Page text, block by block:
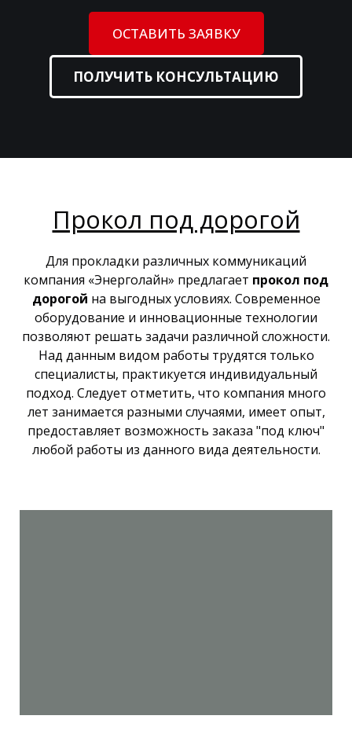
ОСТАВИТЬ ЗАЯВКУ
ПОЛУЧИТЬ КОНСУЛЬТАЦИЮ
Прокол под дорогой
Для прокладки различных коммуникаций
компания «Энерголайн» предлагает прокол под
дорогой на выгодных условиях. Современное
оборудование и инновационные технологии
позволяют решать задачи различной сложности.
Над данным видом работы трудятся только
специалисты, практикуется индивидуальный
подход. Следует отметить, что компания много
лет занимается разными случаями, имеет опыт,
предоставляет возможность заказа "под ключ"
любой работы из данного вида деятельности.